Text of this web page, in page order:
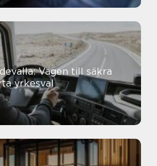
Vägen till säkra
yrkesval